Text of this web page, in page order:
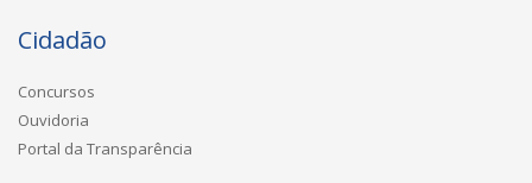
Cidadão
Concursos
Ouvidoria
Portal da Transparência